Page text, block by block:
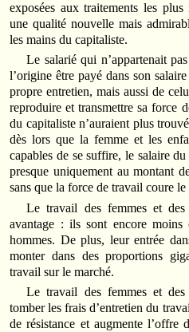
exposées aux traitements les
une qualité nouvelle mais
les mains du capitaliste.
Le salarié qui n’appartenait
l’origine être payé dans son
propre entretien, mais aussi de
reproduire et transmettre sa force
du capitaliste n’auraient plus
dès lors que la femme et les
capables de se suffire, le salaire
presque uniquement au montant
sans que la force de travail coure
Le travail des femmes et
avantage : ils sont encore moins
hommes. De plus, leur entrée
monter dans des proportions
travail sur le marché.
Le travail des femmes et
tomber les frais d’entretien du
de résistance et augmente l’offre